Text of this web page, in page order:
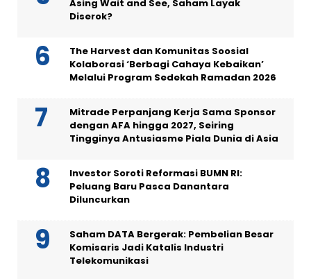
Asing Wait and See, Saham Layak
Diserok?
The Harvest dan Komunitas Soosial
Kolaborasi ‘Berbagi Cahaya Kebaikan’
Melalui Program Sedekah Ramadan 2026
Mitrade Perpanjang Kerja Sama Sponsor
dengan AFA hingga 2027, Seiring
Tingginya Antusiasme Piala Dunia di Asia
Investor Soroti Reformasi BUMN RI:
Peluang Baru Pasca Danantara
Diluncurkan
Saham DATA Bergerak: Pembelian Besar
Komisaris Jadi Katalis Industri
Telekomunikasi